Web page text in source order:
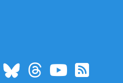
pagina van
de pagina
naar de
Ga naar de
Ga naar de
Ga naar
Ga